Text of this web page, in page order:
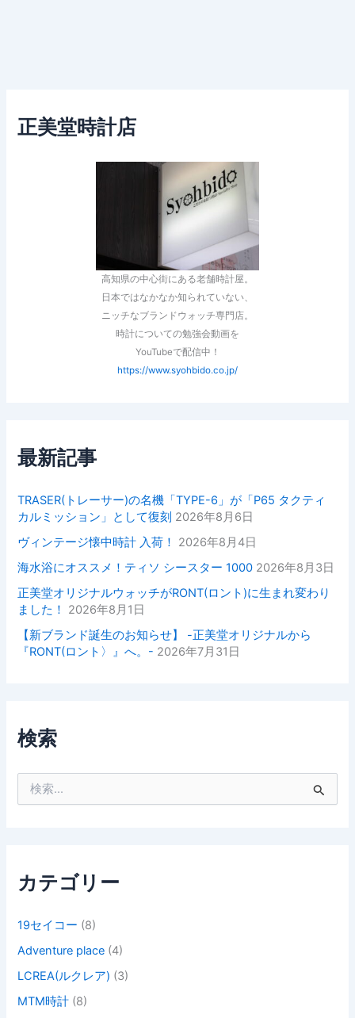
正美堂時計店
高知県の中心街にある老舗時計屋。
日本ではなかなか知られていない、
ニッチなブランドウォッチ専門店。
時計についての勉強会動画を
YouTubeで配信中！
https://www.syohbido.co.jp/
最新記事
TRASER(トレーサー)の名機「TYPE-6」が「P65 タクティ
カルミッション」として復刻 2026年8月6日
ヴィンテージ懐中時計 入荷！
2026年8月4日
海水浴にオススメ！ティソ シースター 1000 2026年8月3日
正美堂オリジナルウォッチがRONT(ロント)に生まれ変わり
ました！
2026年8月1日
【新ブランド誕生のお知らせ】 -正美堂オリジナルから
『RONT(ロント〉』へ。- 2026年7月31日
検索
カテゴリー
19セイコー (8)
Adventure place (4)
LCREA(ルクレア) (3)
MTM時計 (8)